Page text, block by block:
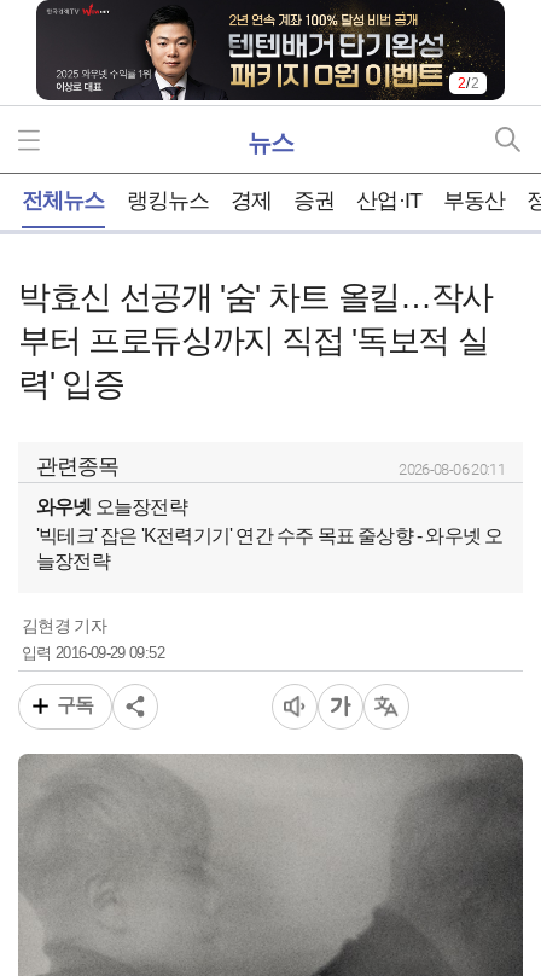
2/2
뉴스
전체뉴스 랭킹뉴스 경제 증권 산업·IT 부동산
박효신 선공개 '숨' 차트 올킬…작사
부터 프로듀싱까지 직접 '독보적 실
력' 입증
관련종목 2026-08-06 20:11
와우넷 오늘장전략
'빅테크' 잡은 'K전력기기' 연간 수주 목표 줄상향 - 와우넷 오
늘장전략
김현경 기자
입력 2016-09-29 09:52
구독